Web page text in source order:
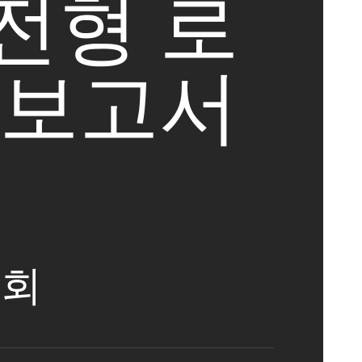
형 로
고서